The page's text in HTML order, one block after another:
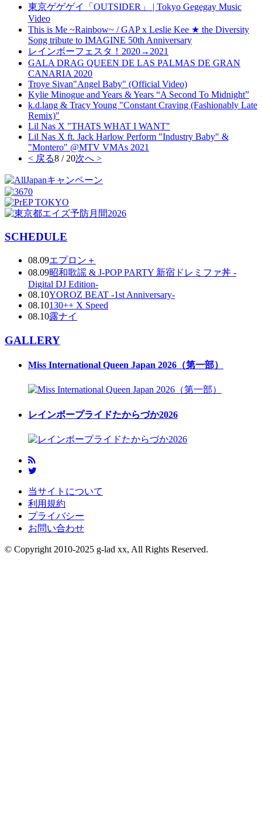
東京ゲゲゲイ「OUTSIDER」 | Tokyo Gegegay Music
Video
This is Me ~Rainbow~ / GAP x Leslie Kee ★ the Diversity
Song tribute to IMAGINE 50th Anniversary
レインボーフェスタ！2020→2021
GALA DRAG QUEEN DE LAS PALMAS DE GRAN
CANARIA 2020
Troye Sivan"Angel Baby" (Official Video)
Kylie Minogue and Years & Years “A Second To Midnight”
k.d.lang & Tracy Young "Constant Craving (Fashionably Late
Remix)"
Lil Nas X "THATS WHAT I WANT"
Lil Nas X ft. Jack Harlow Perform "Industry Baby" &
"Montero" @MTV VMAs 2021
< 戻る8 / 20次へ >
SCHEDULE
08.09エプロン＋
08.09昭和歌謡 & J-POP PARTY 新宿ドレミファ丼 -
Digital DJ Edition-
08.10YOROZ BEAT -1st Anniversary-
08.10130++ X Speed
08.10露ナイ
GALLERY
Miss International Queen Japan 2026（第一部）
レインボープライドたからづか2026
当サイトについて
利用規約
プライバシー
お問い合わせ
© Copyright 2010-2025 g-lad xx, All Rights Reserved.